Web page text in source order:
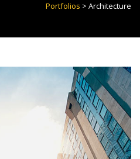
Portfolios > Architecture